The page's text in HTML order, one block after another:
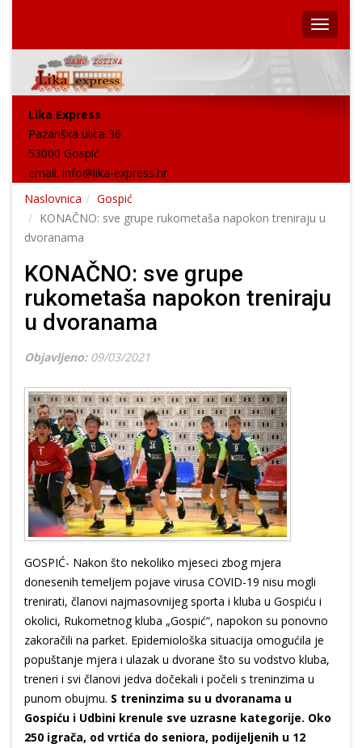
Lika Express
Pazariška ulica 36
53000 Gospić
email: info@lika-express.hr
Naslovnica
Gospić
KONAČNO: sve grupe rukometaša napokon treniraju u
dvoranama
KONAČNO: sve grupe
rukometaša napokon treniraju
u dvoranama
Objavljeno: 09/03/2021
GOSPIĆ- Nakon što nekoliko mjeseci zbog mjera
donesenih temeljem pojave virusa COVID-19 nisu mogli
trenirati, članovi najmasovnijeg sporta i kluba u Gospiću i
okolici, Rukometnog kluba „Gospić“, napokon su ponovno
zakoračili na parket. Epidemiološka situacija omogućila je
popuštanje mjera i ulazak u dvorane što su vodstvo kluba,
treneri i svi članovi jedva dočekali i počeli s treninzima u
punom obujmu. S treninzima su u dvoranama u
Gospiću i Udbini krenule sve uzrasne kategorije. Oko
250 igrača, od vrtića do seniora, podijeljenih u 12